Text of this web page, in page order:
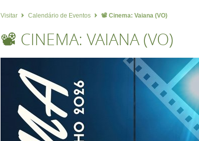
Visitar Calendário de Eventos 📽 Cinema: Vaiana (VO)
📽 CINEMA: VAIANA (VO)